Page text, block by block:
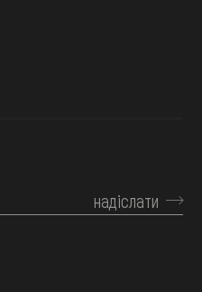
надіслати